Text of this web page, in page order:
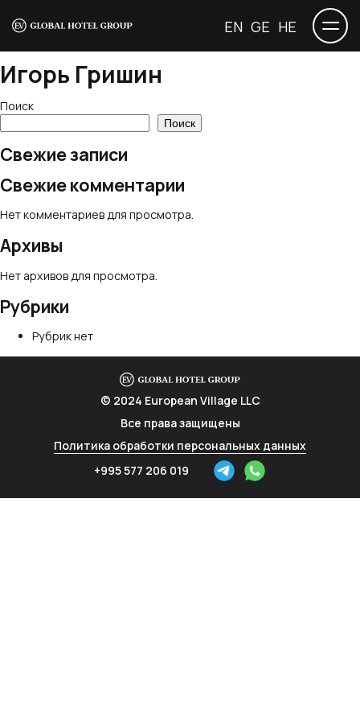
EN GE HE
Игорь Гришин
Поиск
Поиск
Свежие записи
Свежие комментарии
Нет комментариев для просмотра.
Архивы
Нет архивов для просмотра.
Рубрики
Рубрик нет
© 2024 European Village LLC
Все права защищены
Политика обработки персональных данных
+995 577 206 019